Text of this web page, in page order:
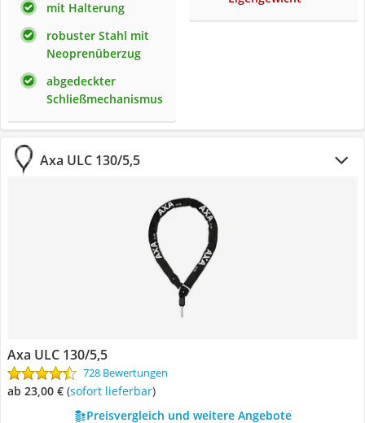
mit Halterung
robuster Stahl mit
Neoprenüberzug
abgedeckter
Schließmechanismus
Axa ULC 130/5,5
Axa ULC 130/5,5
728 Bewertungen
ab 23,00 € ( Sofort lieferbar)
Preisvergleich und weitere Angebote